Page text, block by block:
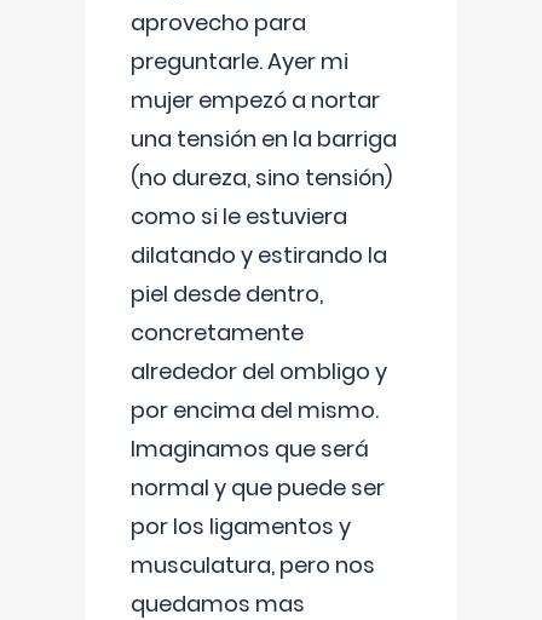
aprovecho para
preguntarle. Ayer mi
mujer empezó a nortar
una tensión en la barriga
(no dureza, sino tensión)
como si le estuviera
dilatando y estirando la
piel desde dentro,
concretamente
alrededor del ombligo y
por encima del mismo.
Imaginamos que será
normal y que puede ser
por los ligamentos y
musculatura, pero nos
quedamos mas